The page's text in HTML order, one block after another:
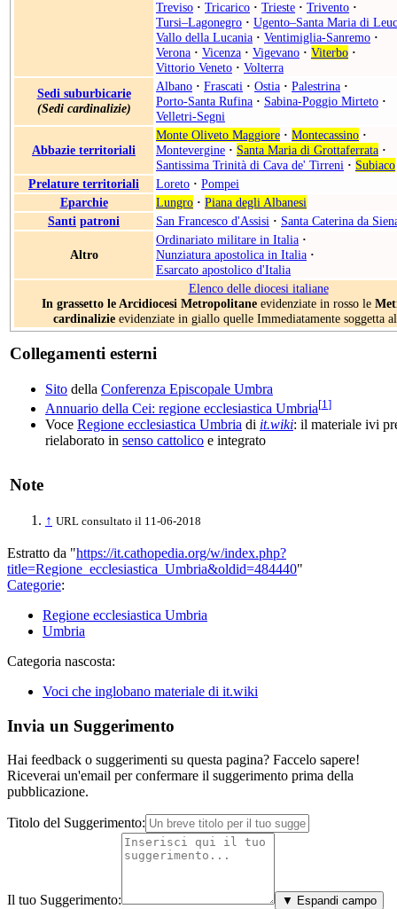
Treviso · Tricarico · Trieste · Trivento ·
Tursi–Lagonegro · Ugento–Santa Maria di
Vallo della Lucania · Ventimiglia-Sanremo ·
Verona · Vicenza · Vigevano · Viterbo ·
Vittorio Veneto · Volterra
Sedi suburbicarie
(Sedi cardinalizie)
Albano · Frascati · Ostia · Palestrina ·
Porto-Santa Rufina · Sabina-Poggio Mirteto ·
Velletri-Segni
Abbazie territoriali
Monte Oliveto Maggiore · Montecassino ·
Montevergine · Santa Maria di Grottaferrata ·
Santissima Trinità di Cava de' Tirreni · Subiaco
Prelature territoriali
Loreto · Pompei
Eparchie
Lungro · Piana degli Albanesi
Santi patroni San Francesco d'Assisi · Santa Caterina da
Altro
Ordinariato militare in Italia ·
Nunziatura apostolica in Italia ·
Esarcato apostolico d'Italia
Elenco delle diocesi italiane
In grassetto le Arcidiocesi Metropolitane evidenziate in rosso le
cardinalizieevidenziate in giallo quelle Immediatamente soggetta
Collegamenti esterni
Sito della Conferenza Episcopale Umbra
Annuario della Cei: regione ecclesiastica Umbria[1 ]
Voce Regione ecclesiastica Umbria di it.wiki: il materiale ivi
rielaborato in senso cattolico e integrato
Note
↑ URL consultato il 11-06-2018
Estratto da "https://it.cathopedia.org/w/index.php?
title=Regione_ecclesiastica_Umbria&oldid=484440"
Categorie:
Regione ecclesiastica Umbria
Umbria
Categoria nascosta:
Voci che inglobano materiale di it.wiki
Invia un Suggerimento
Hai feedback o suggerimenti su questa pagina? Faccelo sapere!
Riceverai un'email per confermare il suggerimento prima della
pubblicazione.
Titolo del Suggerimento:
Il tuo Suggerimento: ▼ Espandi campo